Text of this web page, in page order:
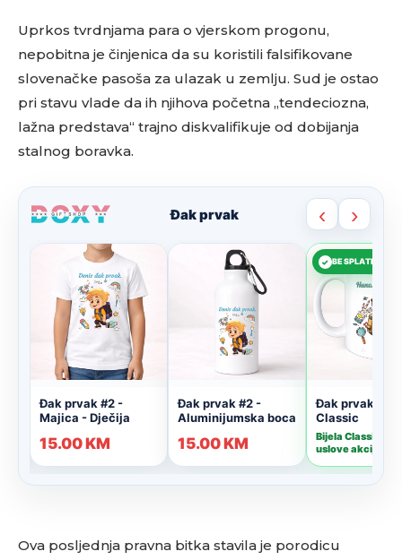
Uprkos tvrdnjama para o vjerskom progonu,
nepobitna je činjenica da su koristili falsifikovane
slovenačke pasoša za ulazak u zemlju. Sud je ostao
pri stavu vlade da ih njihova početna „tendeciozna,
lažna predstava“ trajno diskvalifikuje od dobijanja
stalnog boravka.
Ova posljednja pravna bitka stavila je porodicu